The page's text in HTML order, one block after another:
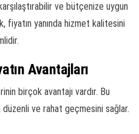
ve bütçenize uygun
fiyatın yanında hizmet kalitesini
Avantajları
birçok avantajı vardır. Bu
düzenli ve rahat geçmesini sağlar.